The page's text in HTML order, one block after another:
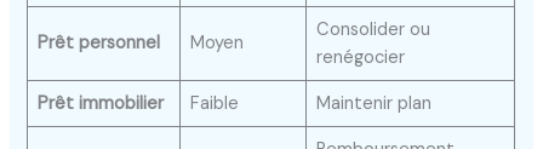
Prêt personnel Moyen
Consolider ou
renégocier
Prêt immobilier
Faible
Maintenir plan